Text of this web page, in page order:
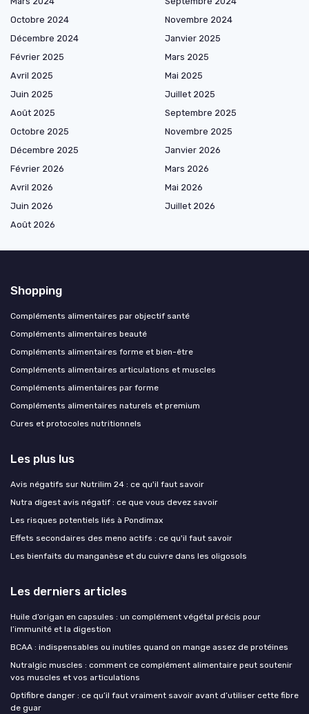
Octobre 2024
Novembre 2024
Décembre 2024
Janvier 2025
Février 2025
Mars 2025
Avril 2025
Mai 2025
Juin 2025
Juillet 2025
Août 2025
Septembre 2025
Octobre 2025
Novembre 2025
Décembre 2025
Janvier 2026
Février 2026
Mars 2026
Avril 2026
Mai 2026
Juin 2026
Juillet 2026
Août 2026
Shopping
Compléments alimentaires par objectif santé
Compléments alimentaires beauté
Compléments alimentaires forme et bien-être
Compléments alimentaires articulations et muscles
Compléments alimentaires par forme
Compléments alimentaires naturels et premium
Cures et protocoles nutritionnels
Les plus lus
Avis négatifs sur Nutrilim 24 : ce qu'il faut savoir
Nutra digest avis négatif : ce que vous devez savoir
Les risques potentiels liés à Pondimax
Effets secondaires des meno actifs : ce qu'il faut savoir
Les bienfaits du manganèse et du cuivre dans les oligosols
Les derniers articles
Huile d’origan en capsules : un complément végétal précis pour
l’immunité et la digestion
BCAA : indispensables ou inutiles quand on mange assez de protéines
Nutralgic muscles : comment ce complément alimentaire peut soutenir
vos muscles et vos articulations
Optifibre danger : ce qu’il faut vraiment savoir avant d’utiliser cette fibre
de guar